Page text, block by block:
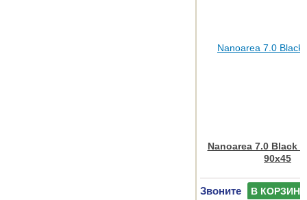
Nanoarea 7.0 Black
90x45
Звоните В КОРЗИНУ